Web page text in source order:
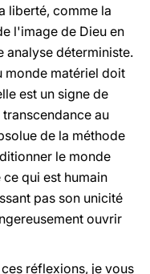
liberté, comme la
l'image de Dieu en
analyse déterministe.
monde matériel doit
est un signe de
au
de la méthode
le monde
qui est humain
pas son unicité
ouvrir
réflexions, je vous